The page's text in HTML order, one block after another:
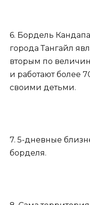
6. Бордель
города Тангайл
вторым по
и работают более
своими детьми.
7. 5-дневные
борделя.